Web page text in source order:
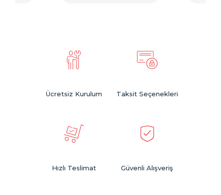
Ücretsiz Kurulum Taksit Seçenekleri
Hızlı Teslimat Güvenli Alışveriş